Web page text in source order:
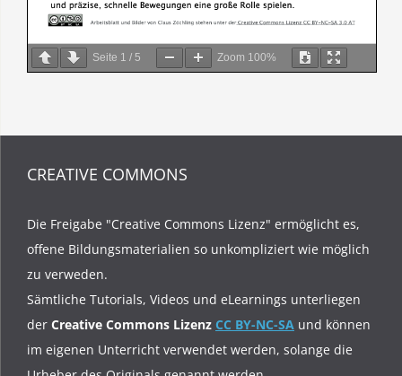
Seite 1 / 5 Zoom 100%
CREATIVE COMMONS
Die Freigabe "Creative Commons Lizenz" ermöglicht es,
offene Bildungsmaterialien so unkompliziert wie möglich
zu verweden.
Sämtliche Tutorials, Videos und eLearnings unterliegen
der Creative Commons Lizenz CC BY-NC-SA und können
im eigenen Unterricht verwendet werden, solange die